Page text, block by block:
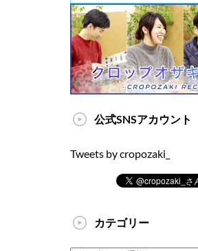
公式SNSアカウント
Tweets by cropozaki_
カテゴリー